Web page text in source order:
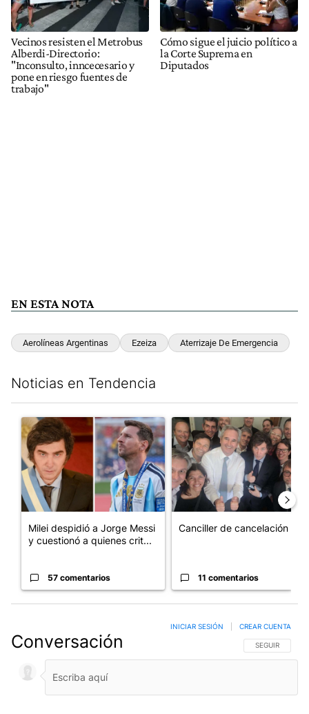
Vecinos resisten el Metrobus
Alberdi-Directorio:
"Inconsulto, inncecesario y
pone en riesgo fuentes de
trabajo"
Cómo sigue el juicio político a
la Corte Suprema en
Diputados
EN ESTA NOTA
Aerolíneas Argentinas Ezeiza Aterrizaje De Emergencia
Noticias en Tendencia
Un artículo de tendencia con el título "Milei despidió a Jorge
Milei despidió a Jorge Messi
y cuestionó a quienes crit...
57 comentarios
Un artículo de tendencia con
Canciller de cancelación
11 comentarios
Conversación SIGA ESTA
SEGUIR
INICIAR SESIÓN CREAR CUENTA